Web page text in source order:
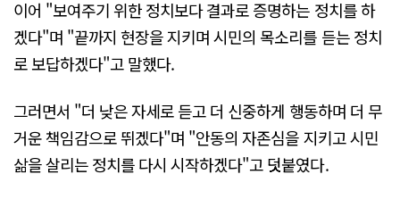
이어 "보여주기 위한 정치보다 결과로 증명하는 정치를 하
겠다"며 "끝까지 현장을 지키며 시민의 목소리를 듣는 정치
로 보답하겠다"고 말했다.
그러면서 "더 낮은 자세로 듣고 더 신중하게 행동하며 더 무
거운 책임감으로 뛰겠다"며 "안동의 자존심을 지키고 시민
삶을 살리는 정치를 다시 시작하겠다"고 덧붙였다.